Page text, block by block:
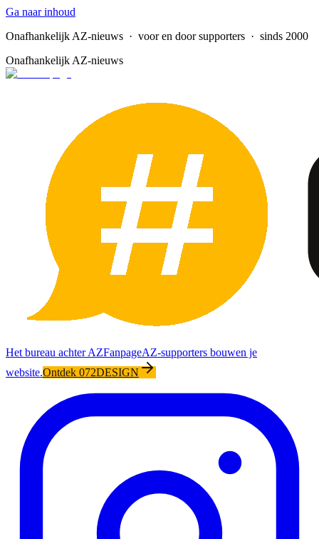
Ga naar inhoud
Onafhankelijk AZ-nieuws · voor en door supporters · sinds 2000
Onafhankelijk AZ-nieuws
Het bureau achter AZFanpageAZ-supporters bouwen je
website.Ontdek 072DESIGN